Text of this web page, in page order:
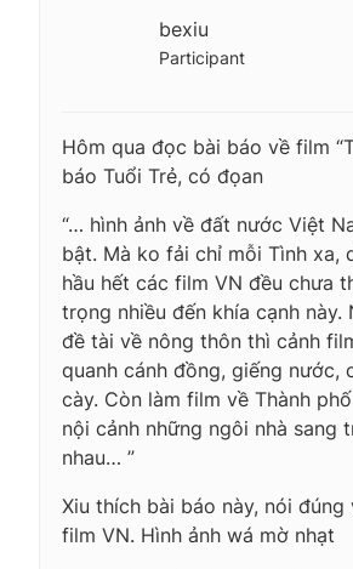
bexiu
Participant
Hôm qua đọc bài báo về film
báo Tuổi Trẻ, có đọan
“… hình ảnh về đất nước Việt
bật. Mà ko fải chỉ mỗi Tình xa,
hầu hết các film VN đều chưa
trọng nhiều đến khía cạnh này.
đề tài về nông thôn thì cảnh
quanh cánh đồng, giếng nước,
cày. Còn làm film về Thành
nội cảnh những ngôi nhà sang
nhau… ”
Xiu thích bài báo này, nói đúng
film VN. Hình ảnh wá mờ nhạt